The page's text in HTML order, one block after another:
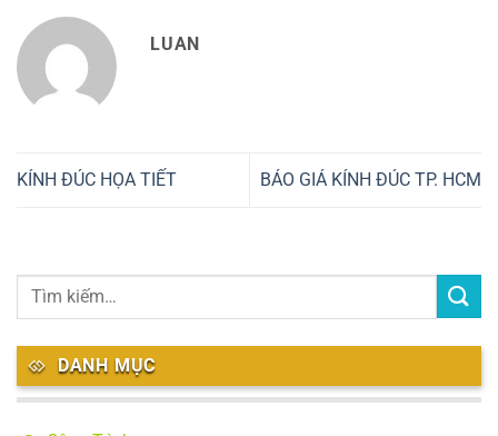
LUAN
KÍNH ĐÚC HỌA TIẾT BÁO GIÁ KÍNH ĐÚC TP. HCM
DANH MỤC